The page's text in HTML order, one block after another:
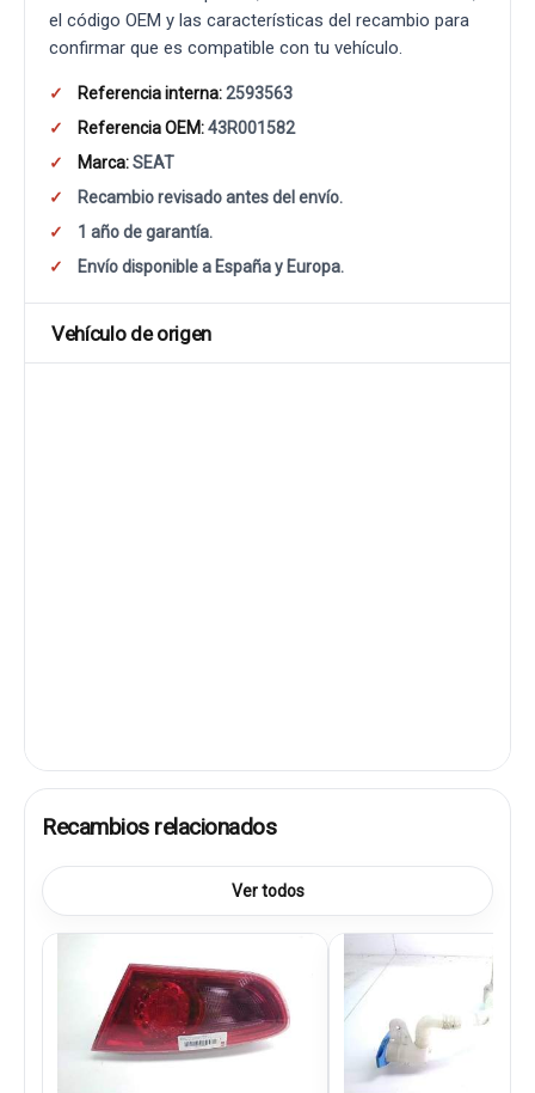
el código OEM y las características del recambio para
confirmar que es compatible con tu vehículo.
Referencia interna:2593563
Referencia OEM:43R001582
Marca:SEAT
Recambio revisado antes del envío.
1 año de garantía.
Envío disponible a España y Europa.
Vehículo de origen
Recambios relacionados
Ver todos